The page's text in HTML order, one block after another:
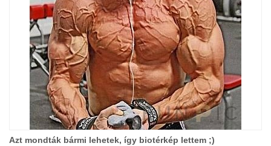
Azt mondták bármi lehetek, így biotérkép lettem ;)